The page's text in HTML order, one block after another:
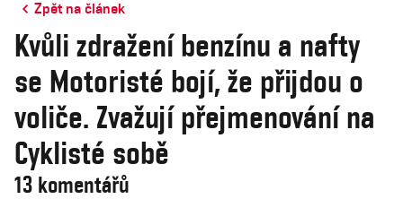
Zpět na článek
Kvůli zdražení benzínu a nafty
se Motoristé bojí, že přijdou o
voliče. Zvažují přejmenování na
Cyklisté sobě
13 komentářů